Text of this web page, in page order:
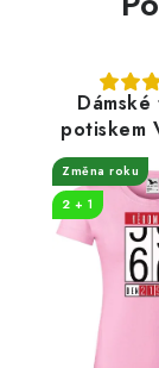
potiskem
60
Změna roku
2 + 1